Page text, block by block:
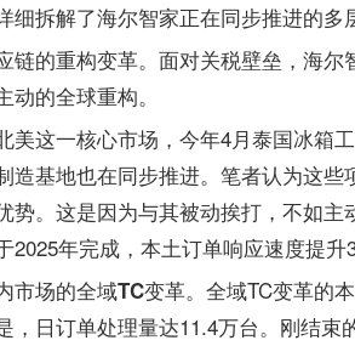
细拆解了海尔智家正在同步推进的多
链的重构变革。 面对关税壁垒，海尔
动的全球重构。
美这一核心市场，今年4月泰国冰箱
造基地也在同步推进。笔者认为这
势。这是因为与其被动挨打，不如
2025年完成，本土订单响应速度提
市场的全域TC变革。 全域TC变革的
，日订单处理量达11.4万台。刚结